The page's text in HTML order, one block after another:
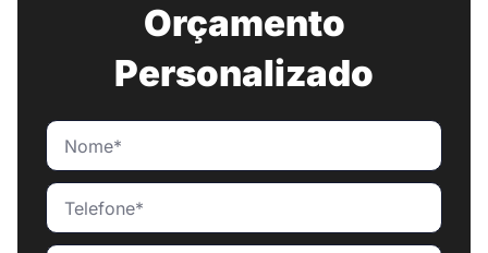
Orçamento
Personalizado